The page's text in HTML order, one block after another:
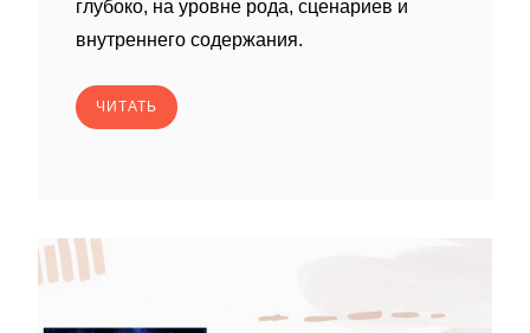
глубоко, на уровне рода, сценариев и
внутреннего содержания.
ЧИТАТЬ